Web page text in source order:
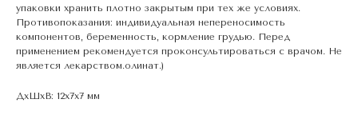
упаковки хранить плотно закрытым при тех же условиях.
Противопоказания: индивидуальная непереносимость
компонентов, беременность, кормление грудью. Перед
применением рекомендуется проконсультироваться с врачом. Не
является лекарством.олинат.)
ДxШxВ: 12x7x7 мм